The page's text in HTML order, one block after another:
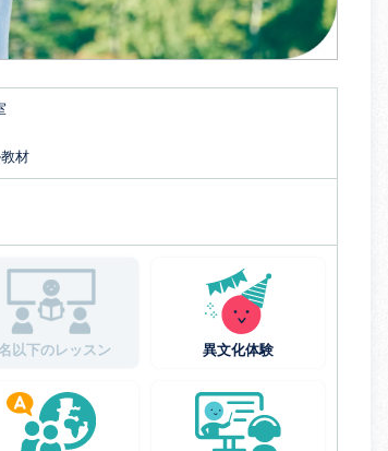
材
以下のレッスン 異文化体験